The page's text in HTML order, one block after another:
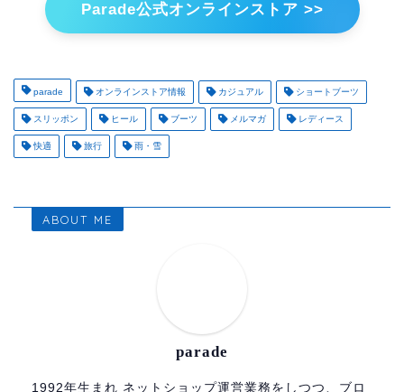
Parade公式オンラインストア >>
parade オンラインストア情報 カジュアル ショートブーツ
スリッポン ヒール ブーツ メルマガ レディース
快適 旅行 雨・雪
ABOUT ME
parade
1992年生まれ ネットショップ運営業務をしつつ、ブロ